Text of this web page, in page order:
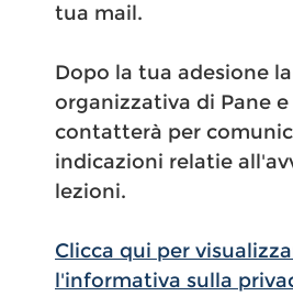
tua mail.
Dopo la tua adesione
organizzativa di Pane
contatterà per
indicazioni relatie
lezioni.
Clicca qui per
l'informativa sulla